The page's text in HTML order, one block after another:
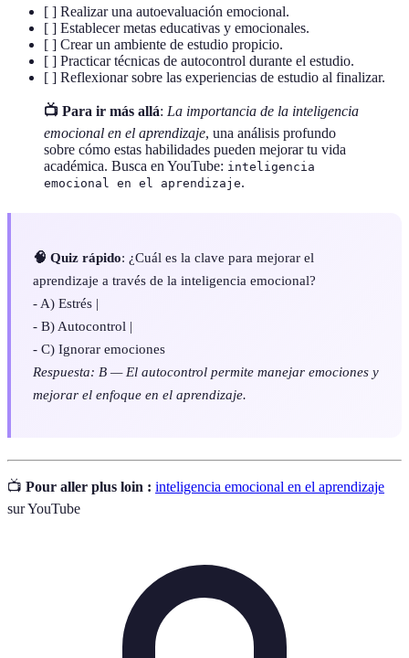
[ ] Realizar una autoevaluación emocional.
[ ] Establecer metas educativas y emocionales.
[ ] Crear un ambiente de estudio propicio.
[ ] Practicar técnicas de autocontrol durante el estudio.
[ ] Reflexionar sobre las experiencias de estudio al finalizar.
📺 Para ir más allá: La importancia de la inteligencia
emocional en el aprendizaje, una análisis profundo
sobre cómo estas habilidades pueden mejorar tu vida
académica. Busca en YouTube: inteligencia
emocional en el aprendizaje.
🧠 Quiz rápido: ¿Cuál es la clave para mejorar el
aprendizaje a través de la inteligencia emocional?
- A) Estrés |
- B) Autocontrol |
- C) Ignorar emociones
Respuesta: B — El autocontrol permite manejar emociones y
mejorar el enfoque en el aprendizaje.
📺 Pour aller plus loin : inteligencia emocional en el aprendizaje
sur YouTube